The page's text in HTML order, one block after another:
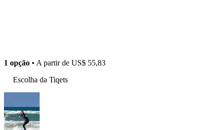
1 opção • A partir de US$ 55,83
Escolha da Tiqets